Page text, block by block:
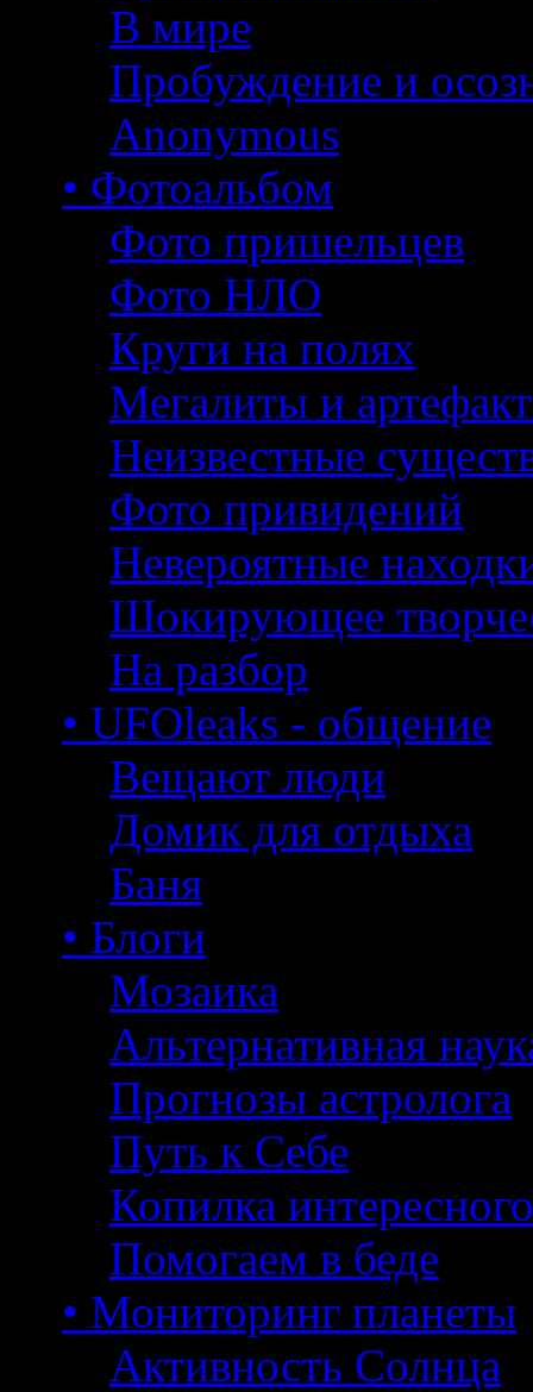
В мире
Пробуждение и
Anonymous
• Фотоальбом
Фото пришельцев
Фото НЛО
Круги на полях
Мегалиты и
Неизвестные
Фото привидений
Невероятные
Шокирующее
На разбор
• UFOleaks - общение
Вещают люди
Домик для отдыха
Баня
• Блоги
Мозаика
Альтернативная
Прогнозы астролога
Путь к Себе
Копилка интересного
Помогаем в беде
• Мониторинг планеты
Активность Солнца